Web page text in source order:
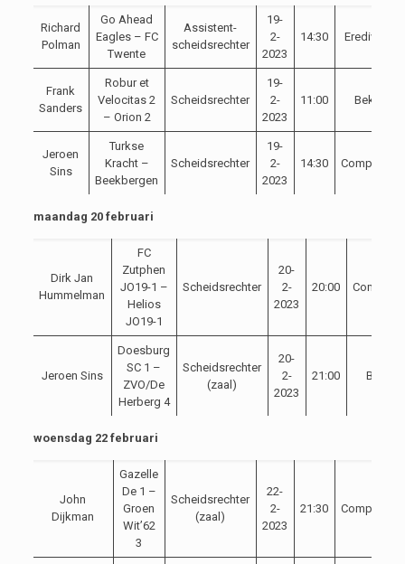
Richard
Polman
Go Ahead
Eagles – FC
Twente
Assistent-
scheidsrechter
19-
2-
2023
14:30 Eredivisie
Frank
Sanders
Robur et
Velocitas 2
– Orion 2
Scheidsrechter
19-
2-
2023
11:00 Beker
Jeroen
Sins
Turkse
Kracht –
Beekbergen
Scheidsrechter
19-
2-
2023
14:30 Competitie
maandag 20 februari
Dirk Jan
Hummelman
FC
Zutphen
JO19-1 –
Helios
JO19-1
Scheidsrechter
20-
2-
2023
20:00
Jeroen Sins
Doesburg
SC 1 –
ZVO/De
Herberg 4
Scheidsrechter
(zaal)
20-
2-
2023
21:00 Beker
woensdag 22 februari
John
Dijkman
Gazelle
De 1 –
Groen
Wit’62
3
Scheidsrechter
(zaal)
22-
2-
2023
21:30 Competitie